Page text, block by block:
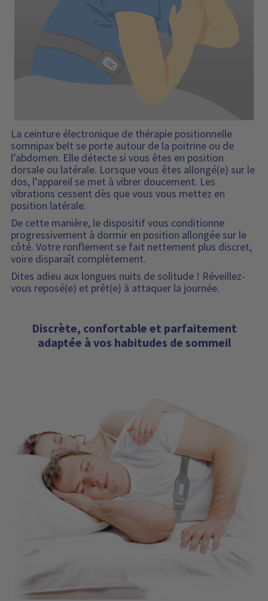
La ceinture électronique de thérapie positionnelle
somnipax belt se porte autour de la poitrine ou de
l’abdomen. Elle détecte si vous êtes en position
dorsale ou latérale. Lorsque vous êtes allongé(e) sur le
dos, l’appareil se met à vibrer doucement. Les
vibrations cessent dès que vous vous mettez en
position latérale.
De cette manière, le dispositif vous conditionne
progressivement à dormir en position allongée sur le
côté. Votre ronflement se fait nettement plus discret,
voire disparaît complètement.
Dites adieu aux longues nuits de solitude ! Réveillez-
vous reposé(e) et prêt(e) à attaquer la journée.
Discrète, confortable et parfaitement
adaptée à vos habitudes de sommeil